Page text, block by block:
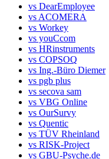
vs DearEmployee
vs ACOMERA
vs Workey
vs youCcom
vs HRinstruments
vs COPSOQ
vs Ing.-Büro Diemer
vs pgb plus
vs secova sam
vs VBG Online
vs OurSurvy
vs Quentic
vs TÜV Rheinland
vs RISK-Project
vs GBU-Psyche.de